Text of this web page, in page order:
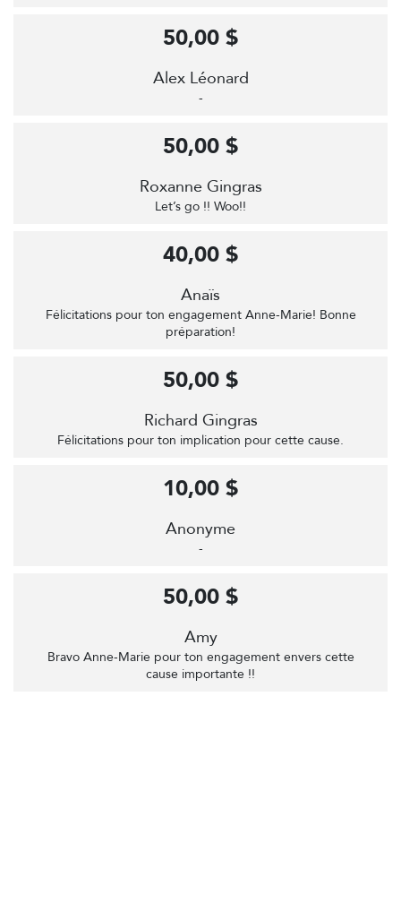
Alex Léonard
-
50,00 $
Roxanne Gingras
Let’s go !! Woo!!
50,00 $
Anaïs
Félicitations pour ton engagement Anne-Marie! Bonne
préparation!
40,00 $
Richard Gingras
Félicitations pour ton implication pour cette cause.
50,00 $
Anonyme
-
10,00 $
Amy
Bravo Anne-Marie pour ton engagement envers cette
cause importante !!
50,00 $